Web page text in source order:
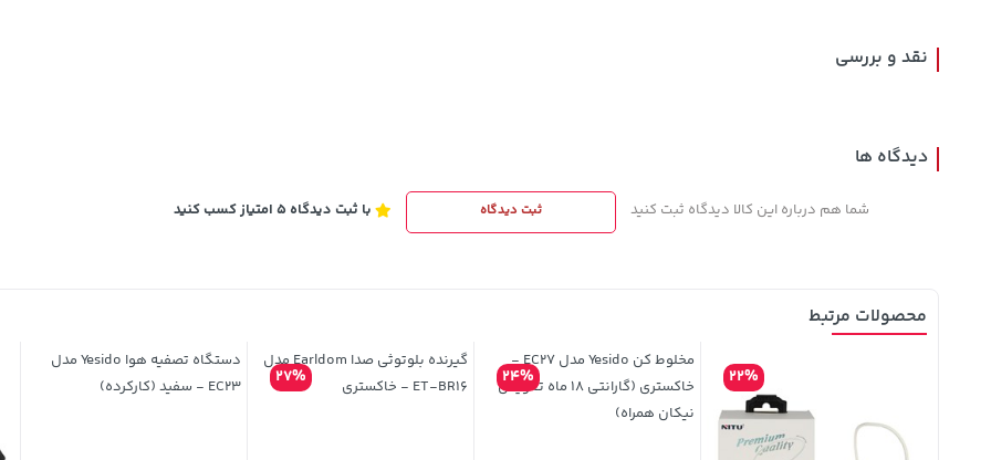
نقد و بررسی
دیدگاه ها
شما هم درباره این کالا دیدگاه ثبت کنید ثبت دیدگاه با ثبت دیدگاه 5 امتیاز کسب کنید
محصولات مرتبط
22%
مخلوط کن Yesido مدل EC27 -
خاکستری (گارانتی 18 ماه تعویض
نیکان همراه)
24%
گیرنده بلوتوثی صدا Earldom مدل
ET-BR16 - خاکستری
27%
دستگاه تصفیه هوا Yesido مدل
EC23 - سفید (کارکرده)